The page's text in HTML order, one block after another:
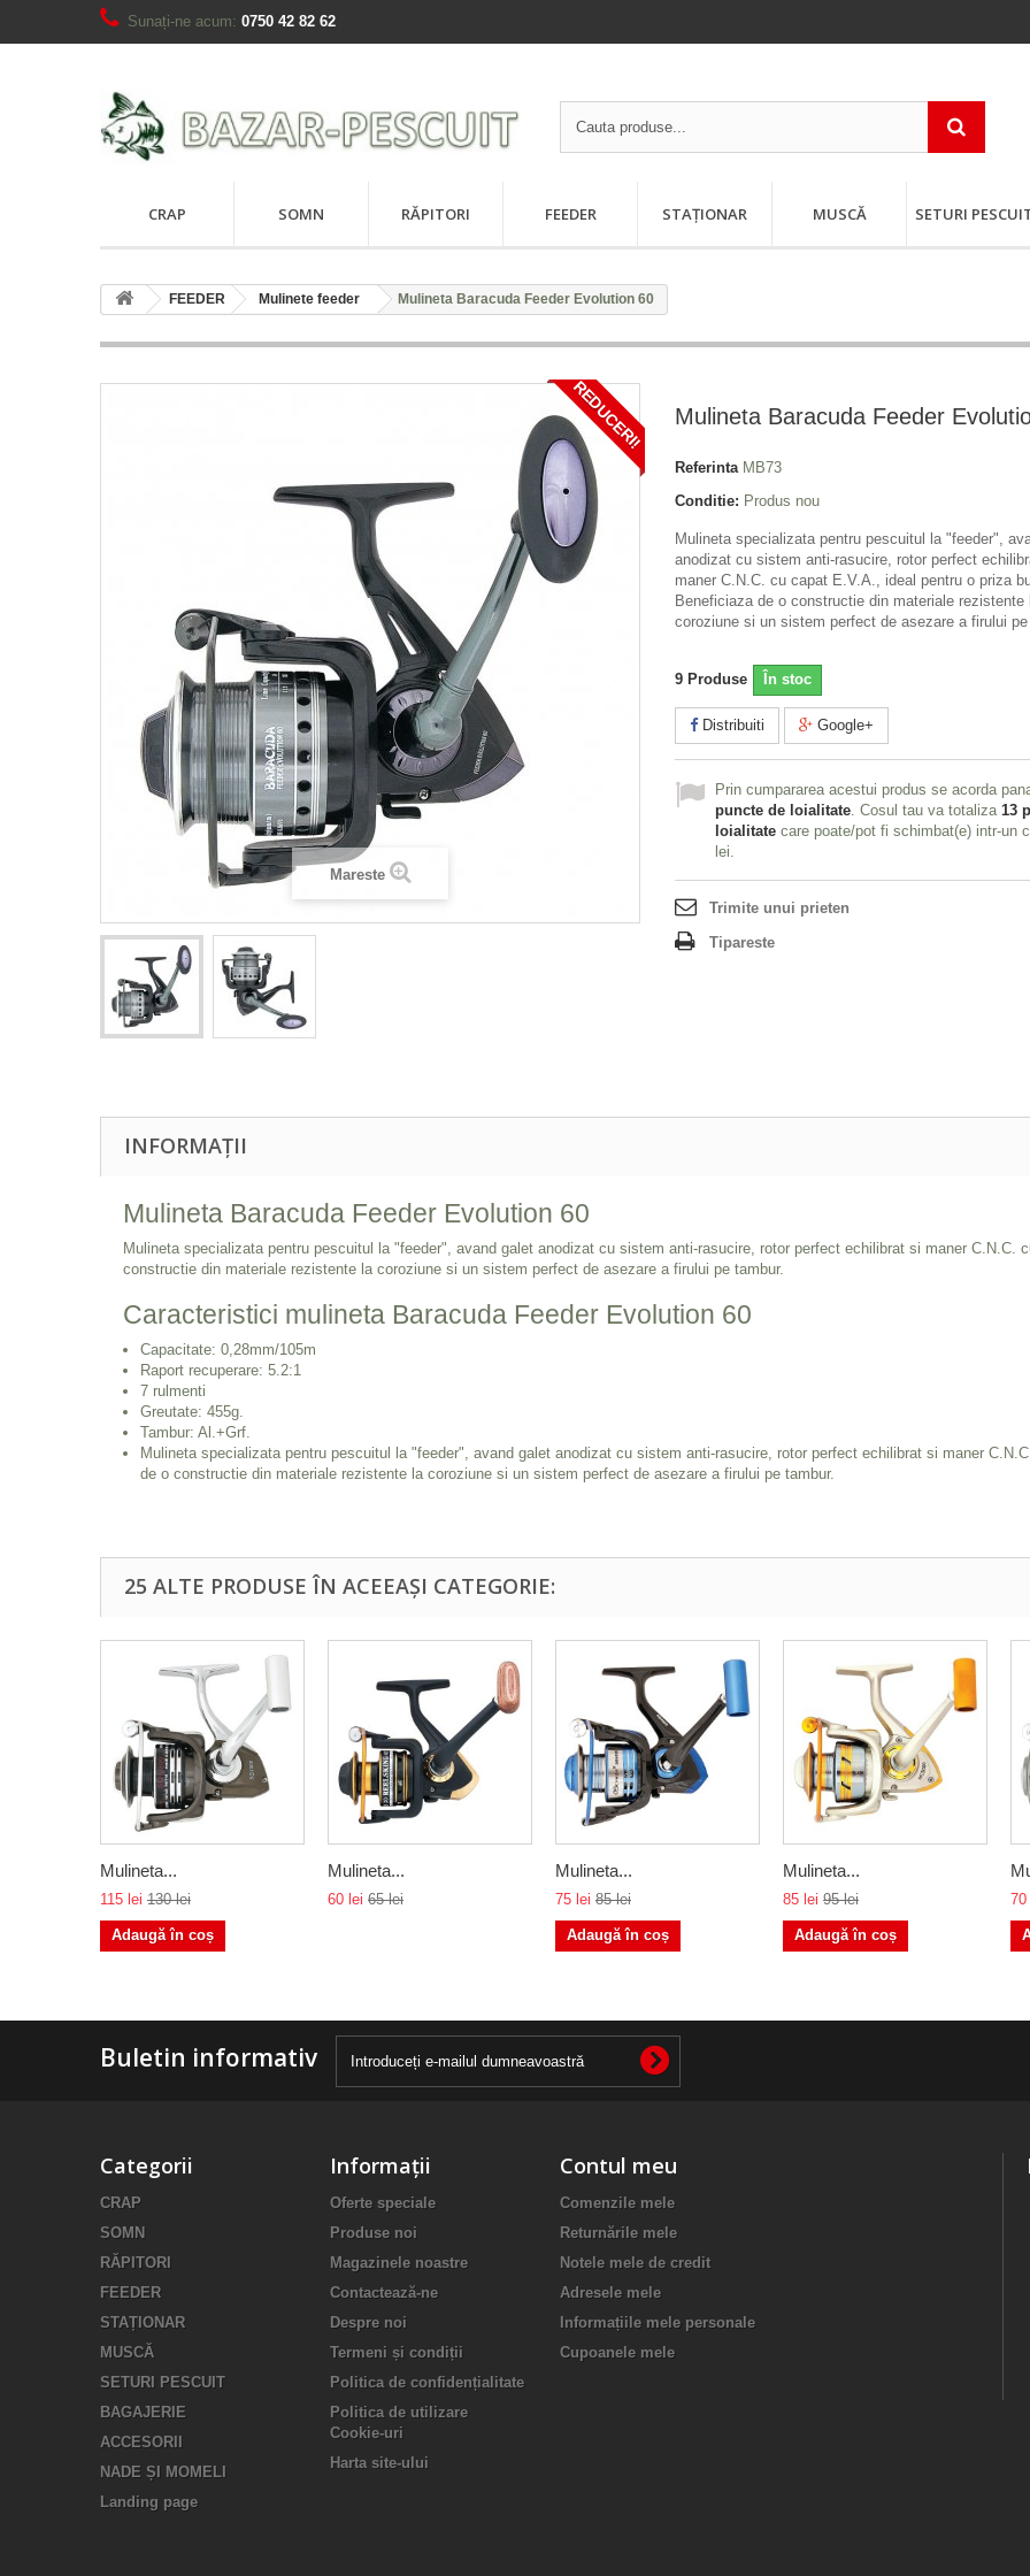
Sunați-ne acum: 0750 42 82 62
CRAP SOMN RĂPITORI FEEDER STAȚIONAR MUSCĂ SETURI
FEEDER Mulinete feeder Mulineta Baracuda Feeder Evolution 60
REDUCERI!
Mareste
Mulineta Baracuda Feeder
Referinta MB73
Conditie: Produs nou
Mulineta specializata pentru pescuitul la "feeder",
anodizat cu sistem anti-rasucire, rotor perfect
maner C.N.C. cu capat E.V.A., ideal pentru o priza
Beneficiaza de o constructie din materiale rezistente
coroziune si un sistem perfect de asezare a firului pe
9 Produse În stoc
Distribuiti Google+
Prin cumpararea acestui produs se acorda
puncte de loialitate. Cosul tau va totaliza 13
loialitate care poate/pot fi schimbat(e) intr-un
lei.
Trimite unui prieten
Tipareste
INFORMAȚII
Mulineta Baracuda Feeder Evolution 60
Mulineta specializata pentru pescuitul la "feeder", avand galet anodizat cu sistem anti-rasucire, rotor perfect echilibrat si maner C.N.C.
constructie din materiale rezistente la coroziune si un sistem perfect de asezare a firului pe tambur.
Caracteristici mulineta Baracuda Feeder Evolution 60
Capacitate: 0,28mm/105m
Raport recuperare: 5.2:1
7 rulmenti
Greutate: 455g.
Tambur: Al.+Grf.
Mulineta specializata pentru pescuitul la "feeder", avand galet anodizat cu sistem anti-rasucire, rotor perfect echilibrat si maner
de o constructie din materiale rezistente la coroziune si un sistem perfect de asezare a firului pe tambur.
25 ALTE PRODUSE ÎN ACEEAȘI CATEGORIE:
Mulineta...
115 lei 130 lei
Adaugă în coș
Mulineta...
60 lei 65 lei
Mulineta...
75 lei 85 lei
Adaugă în coș
Mulineta...
85 lei 95 lei
Adaugă în coș
70
Buletin informativ
Categorii
CRAP
SOMN
RĂPITORI
FEEDER
STAȚIONAR
MUSCĂ
SETURI PESCUIT
BAGAJERIE
ACCESORII
NADE ȘI MOMELI
Landing page
Informații
Oferte speciale
Produse noi
Magazinele noastre
Contactează-ne
Despre noi
Termeni și condiții
Politica de confidențialitate
Politica de utilizare
Cookie-uri
Harta site-ului
Contul meu
Comenzile mele
Returnările mele
Notele mele de credit
Adresele mele
Informațiile mele personale
Cupoanele mele